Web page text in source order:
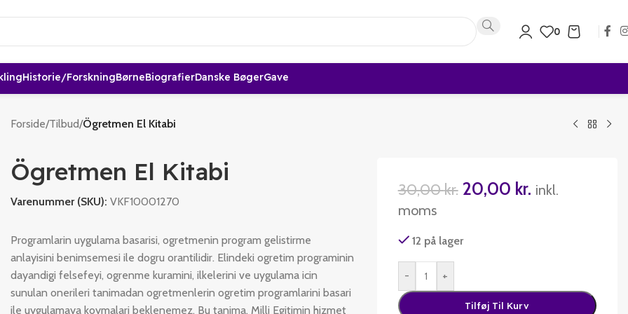
0
Historie/forskningBørneBiografierDanske BøgerGave
Forside/Tilbud/Ögretmen El Kitabi
Ögretmen El Kitabi
Varenummer (SKU): VKF10001270
Programlarin uygulama basarisi, ogretmenin program gelistirme
anlayisini benimsemesi ile dogru orantilidir. Elindeki ogretim programinin
dayandigi felsefeyi, ogrenme kuramini, ilkelerini ve uygulama icin
sunulan onerileri tanimadan ogretmenlerin ogretim programlarini basari
ile uygulamaya koymalari beklenemez. Bu tanima, Milli Egitimin hizmet
30,00kr. 20,00 kr. inkl.
moms
12 på lager
- +
Tilføj Til Kurv